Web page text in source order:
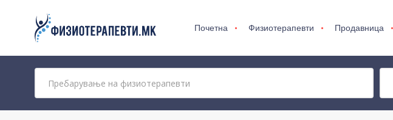
Почетна Физиотерапевти Продавница